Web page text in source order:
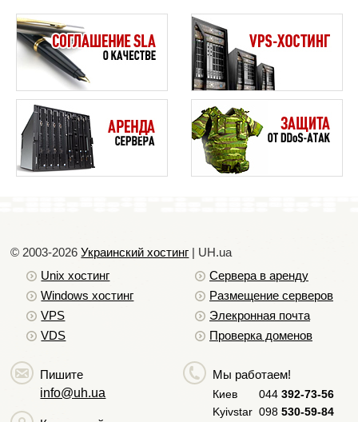
дополнение необходимо для кеширования
наиболее частых MySQL запросов или заранее
созданных страниц. За счет использования
быстрой оперативной памяти данные
достаточно быстро обрабатываются и не
менее быстро отдаются.
В случае если оптимизация vps сервера не
помогла и места все так же не хватает,
работы сервера, более того неопытному
пользователю лучше не предпринимать меры по
оптимизированию впс сервера самостоятельно.
Лучше всего обратится к поддержке вашей
хостинговой компании, которая точно знает
работу вашего сервера.
© 2003-2026Украинский хостинг | UH.ua
Unix хостинг
Windows хостинг
VPS
VDS
Сервера в аренду
Размещение серверов
Элекронная почта
Проверка доменов
Пишите
info@uh.ua
Мы работаем!
Киев 044 392-73-56
Kyivstar 098 530-59-84